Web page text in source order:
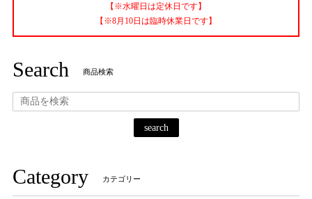
【※水曜日は定休日です】
【※8月10日は臨時休業日です】
Search 商品検索
search
Category カテゴリー